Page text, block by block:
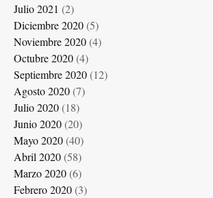
Julio 2021 (2)
Diciembre 2020(5)
Noviembre 2020(4)
Octubre 2020(4)
Septiembre 2020(12)
Agosto 2020(7)
Julio 2020(18)
Junio 2020(20)
Mayo 2020(40)
Abril 2020(58)
Marzo 2020(6)
Febrero 2020(3)